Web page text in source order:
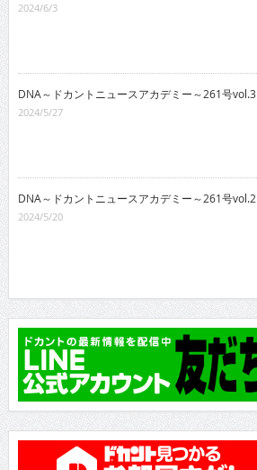
2024/6/3
DNA～ドカントニュースアカデミー～261号vol.3
2024/5/27
DNA～ドカントニュースアカデミー～261号vol.2
2024/5/20